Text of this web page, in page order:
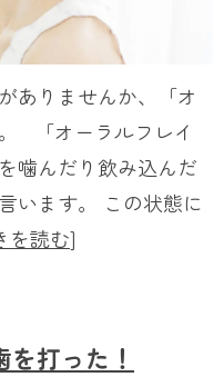
ありませんか、「オ
「オーラルフレイ
噛んだり飲み込んだ
います。 この状態に
を読む]
打った！